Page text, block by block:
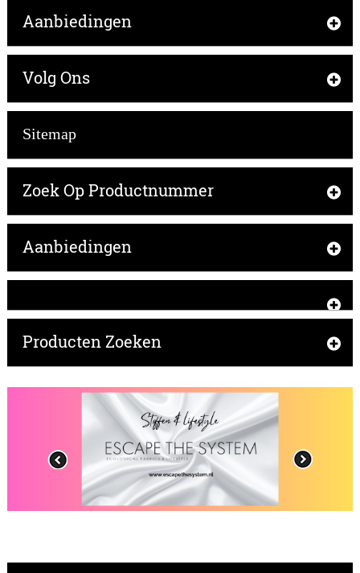
Aanbiedingen
Volg Ons
Sitemap
Zoek Op Productnummer
Aanbiedingen
Producten Zoeken